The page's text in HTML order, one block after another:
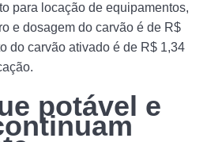
para locação de equipamentos,
e dosagem do carvão é de R$
do carvão ativado é de R$ 1,34
potável e